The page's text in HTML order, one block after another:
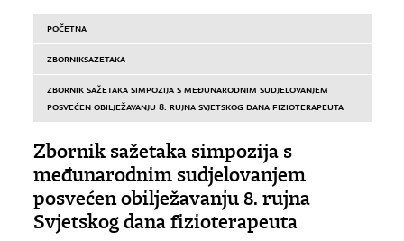
POČETNA
ZBORNIKSAZETAKA
ZBORNIK SAŽETAKA SIMPOZIJA S MEĐUNARODNIM SUDJELOVANJEM
POSVEĆEN OBILJEŽAVANJU 8. RUJNA SVJETSKOG DANA FIZIOTERAPEUTA
Zbornik sažetaka simpozija s
međunarodnim sudjelovanjem
posvećen obilježavanju 8. rujna
Svjetskog dana fizioterapeuta